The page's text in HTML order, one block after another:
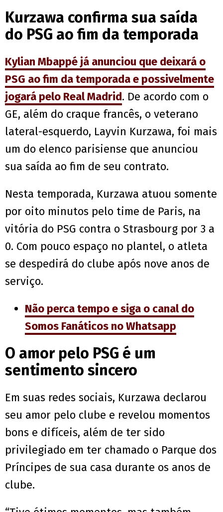
Kurzawa confirma sua saída
do PSG ao fim da temporada
Kylian Mbappé já anunciou que deixará o
PSG ao fim da temporada e possivelmente
jogará pelo Real Madrid. De acordo com o
GE, além do craque francês, o veterano
lateral-esquerdo, Layvin Kurzawa, foi mais
um do elenco parisiense que anunciou
sua saída ao fim de seu contrato.
Nesta temporada, Kurzawa atuou somente
por oito minutos pelo time de Paris, na
vitória do PSG contra o Strasbourg por 3 a
0. Com pouco espaço no plantel, o atleta
se despedirá do clube após nove anos de
serviço.
Não perca tempo e siga o canal do
Somos Fanáticos no Whatsapp
O amor pelo PSG é um
sentimento sincero
Em suas redes sociais, Kurzawa declarou
seu amor pelo clube e revelou momentos
bons e difíceis, além de ter sido
privilegiado em ter chamado o Parque dos
Príncipes de sua casa durante os anos de
clube.